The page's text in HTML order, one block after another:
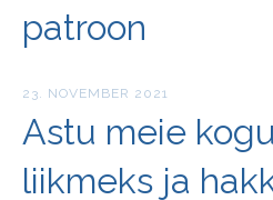
patroon
23. NOVEMBER 2021
Astu meie
liikmeks ja